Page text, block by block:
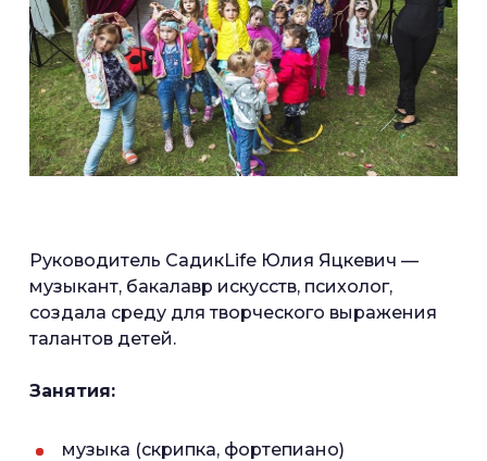
Руководитель СадикLife Юлия Яцкевич —
музыкант, бакалавр искусств, психолог,
создала среду для творческого выражения
талантов детей.
Занятия:
музыка (скрипка, фортепиано)